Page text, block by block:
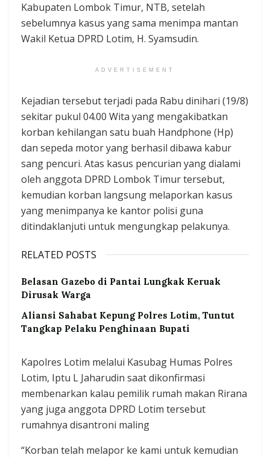
Kabupaten Lombok Timur, NTB, setelah
sebelumnya kasus yang sama menimpa mantan
Wakil Ketua DPRD Lotim, H. Syamsudin.
ADVERTISEMENT
Kejadian tersebut terjadi pada Rabu dinihari (19/8)
sekitar pukul 04.00 Wita yang mengakibatkan
korban kehilangan ‎satu buah Handphone (Hp)
dan sepeda motor yang berhasil dibawa kabur
sang pencuri. Atas kasus pencurian yang dialami
oleh anggota DPRD Lombok Timur tersebut,
kemudian korban langsung melaporkan kasus
yang menimpanya ke kantor polisi guna
ditindaklanjuti untuk mengungkap pelakunya.
RELATED POSTS
Belasan Gazebo di Pantai Lungkak Keruak
Dirusak Warga
Aliansi Sahabat Kepung Polres Lotim, Tuntut
Tangkap Pelaku Penghinaan Bupati
Kapolres Lotim melalui Kasubag Humas Polres
Lotim, Iptu L Jaharudin saat dikonfirmasi
membenarkan kalau pemilik rumah makan Rirana
yang juga anggota DPRD Lotim tersebut
rumahnya disantroni maling
“Korban telah melapor ke kami untuk kemudian